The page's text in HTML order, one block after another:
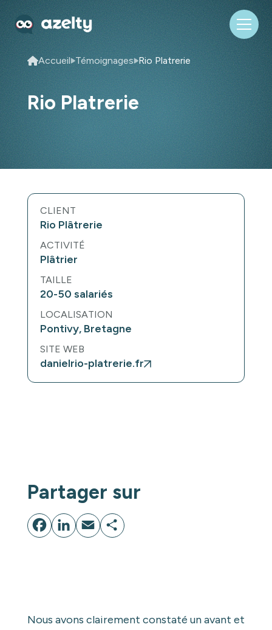
Accueil Témoignages Rio Platrerie
Rio Platrerie
CLIENT
Rio Plâtrerie
ACTIVITÉ
Plâtrier
TAILLE
20-50 salariés
LOCALISATION
Pontivy, Bretagne
SITE WEB
danielrio-platrerie.fr
Partager sur
Facebook
LinkedIn
EmailPartager
Nous avons clairement constaté un avant et